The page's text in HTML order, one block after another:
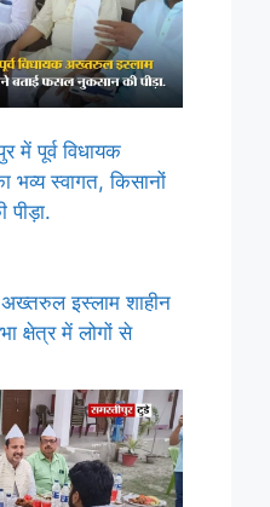
में पूर्व विधायक
भव्य स्वागत, किसानों
अख्तरुल इस्लाम शाहीन
क्षेत्र में लोगों से